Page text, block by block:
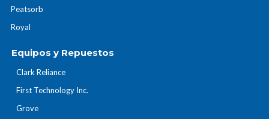
Peatsorb
Royal
Equipos y Repuestos
Clark Reliance
First Technology Inc.
Grove